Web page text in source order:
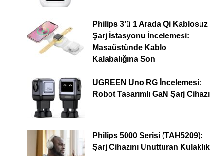
Philips 3’ü 1 Arada Qi Kablosuz
Şarj İstasyonu İncelemesi:
Masaüstünde Kablo
Kalabalığına Son
UGREEN Uno RG İncelemesi:
Robot Tasarımlı GaN Şarj Cihazı
Philips 5000 Serisi (TAH5209):
Şarj Cihazını Unutturan Kulaklık